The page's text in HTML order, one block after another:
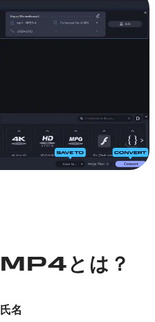
MP4とは？
氏名